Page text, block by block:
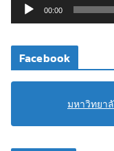
ดี
โ
00:00
Facebook
มหาวิทยา